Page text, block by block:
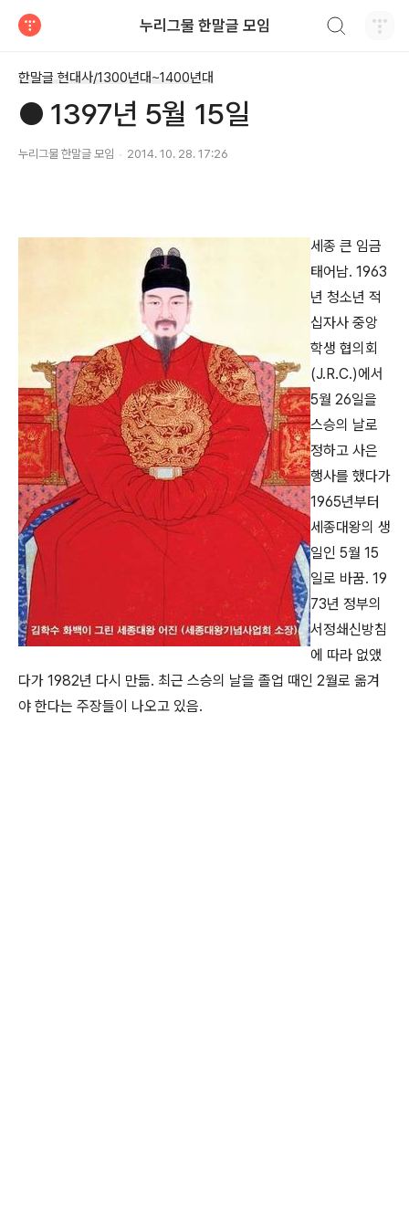
누리그물 한말글 모임
한말글 현대사/1300년대~1400년대
● 1397년 5월 15일
누리그물 한말글 모임 2014. 10. 28. 17:26
세종 큰 임금
태어남. 1963
년 청소년 적
십자사 중앙
학생 협의회
(J.R.C.)에서
5월 26일을
스승의 날로
정하고 사은
행사를 했다가
1965년부터
세종대왕의 생
일인 5월 15
일로 바꿈. 19
73년 정부의
서정쇄신방침
에 따라 없앴
다가 1982년 다시 만듦. 최근 스승의 날을 졸업 때인 2월로 옮겨
야 한다는 주장들이 나오고 있음.